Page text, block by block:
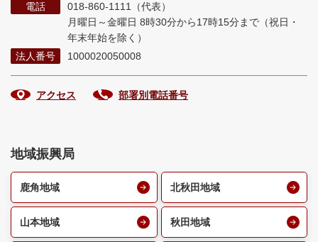
電話
018-860-1111（代表）
月曜日～金曜日 8時30分から17時15分まで （祝日・
年末年始を除く）
法人番号
1000020050008
アクセス 部署別電話番号
地域振興局
鹿角地域 北秋田地域
山本地域 秋田地域